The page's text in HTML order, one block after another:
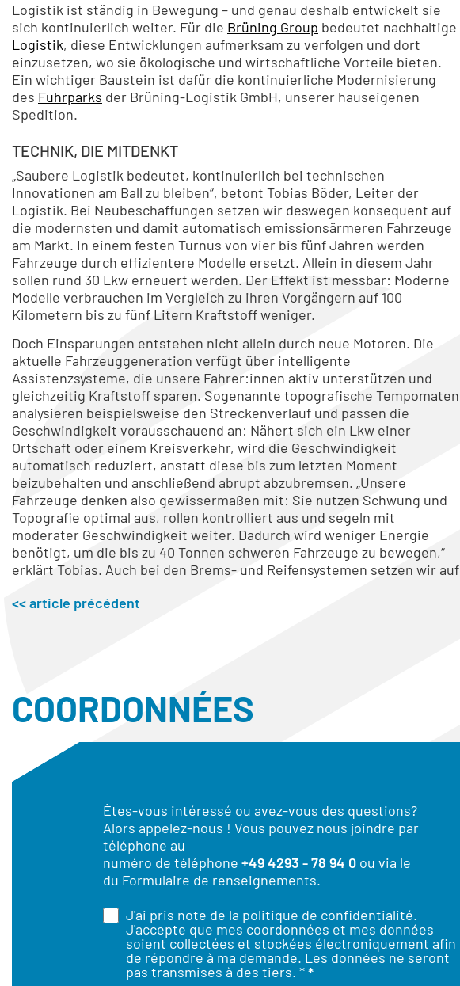
Logistik ist ständig in Bewegung – und genau deshalb entwickelt sie
sich kontinuierlich weiter. Für die Brüning Group bedeutet nachhaltige
Logistik, diese Entwicklungen aufmerksam zu verfolgen und dort
einzusetzen, wo sie ökologische und wirtschaftliche Vorteile bieten.
Ein wichtiger Baustein ist dafür die kontinuierliche Modernisierung
des Fuhrparks der Brüning-Logistik GmbH, unserer hauseigenen
Spedition.
TECHNIK, DIE MITDENKT
„Saubere Logistik bedeutet, kontinuierlich bei technischen
Innovationen am Ball zu bleiben“, betont Tobias Böder, Leiter der
Logistik. Bei Neubeschaffungen setzen wir deswegen konsequent auf
die modernsten und damit automatisch emissionsärmeren Fahrzeuge
am Markt. In einem festen Turnus von vier bis fünf Jahren werden
Fahrzeuge durch effizientere Modelle ersetzt. Allein in diesem Jahr
sollen rund 30 Lkw erneuert werden. Der Effekt ist messbar: Moderne
Modelle verbrauchen im Vergleich zu ihren Vorgängern auf 100
Kilometern bis zu fünf Litern Kraftstoff weniger.
Doch Einsparungen entstehen nicht allein durch neue Motoren. Die
aktuelle Fahrzeuggeneration verfügt über intelligente
Assistenzsysteme, die unsere Fahrer:innen aktiv unterstützen und
gleichzeitig Kraftstoff sparen. Sogenannte topografische Tempomaten
analysieren beispielsweise den Streckenverlauf und passen die
Geschwindigkeit vorausschauend an: Nähert sich ein Lkw einer
Ortschaft oder einem Kreisverkehr, wird die Geschwindigkeit
automatisch reduziert, anstatt diese bis zum letzten Moment
beizubehalten und anschließend abrupt abzubremsen. „Unsere
Fahrzeuge denken also gewissermaßen mit: Sie nutzen Schwung und
Topografie optimal aus, rollen kontrolliert aus und segeln mit
moderater Geschwindigkeit weiter. Dadurch wird weniger Energie
benötigt, um die bis zu 40 Tonnen schweren Fahrzeuge zu bewegen,“
erklärt Tobias. Auch bei den Brems- und Reifensystemen setzen wir auf
<< article précédent
COORDONNÉES
Êtes-vous intéressé ou avez-vous des questions?
Alors appelez-nous ! Vous pouvez nous joindre par
téléphone au
numéro de téléphone +49 4293 - 78 94 0 ou via le
du Formulaire de renseignements.
J'ai pris note de la politique de confidentialité.
J'accepte que mes coordonnées et mes données
soient collectées et stockées électroniquement afin
de répondre à ma demande. Les données ne seront
pas transmises à des tiers. **